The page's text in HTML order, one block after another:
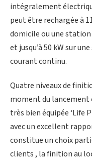
intégralement
peut être rechargée à
domicile ou une
et jusqu’à 50 kW sur
courant continu.
Quatre niveaux de
moment du lancement
très bien équipée ‘Life
avec un excellent
constitue un choix
clients , la finition au